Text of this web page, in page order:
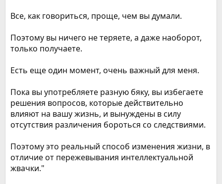
Все, как говориться, проще, чем вы думали.
Поэтому вы ничего не теряете, а даже наоборот,
только получаете.
Есть еще один момент, очень важный для меня.
Пока вы употребляете разную бяку, вы избегаете
решения вопросов, которые действительно
влияют на вашу жизнь, и вынуждены в силу
отсутствия различения бороться со следствиями.
Поэтому это реальный способ изменения жизни, в
отличие от пережевывания интеллектуальной
жвачки."